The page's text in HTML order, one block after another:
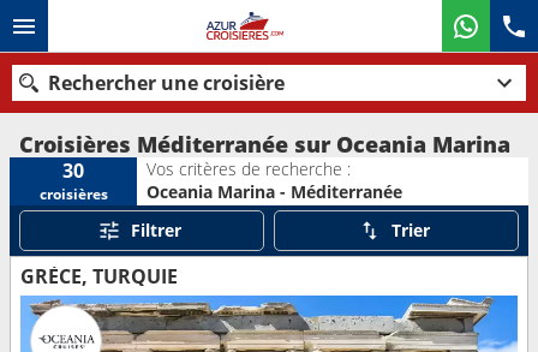
Rechercher une croisière
Nos destinations
Mois de départ
Ports Compagnies
Croisières Méditerranée sur Oceania Marina
30
croisières
Vos critères de recherche :
Oceania Marina - Méditerranée
Filtrer
Trier
GRÈCE, TURQUIE